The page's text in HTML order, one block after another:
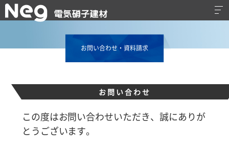
お問い合わせ・資料請求
お問い合わせ
この度はお問い合わせいただき、誠にありが
とうございます。